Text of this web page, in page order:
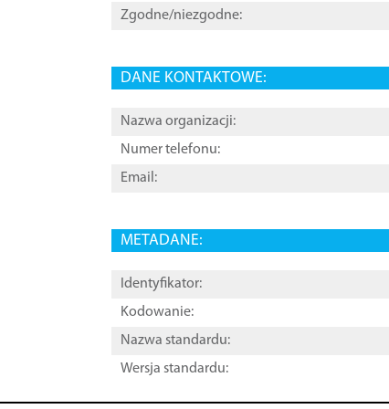
Zgodne/niezgodne:
DANE KONTAKTOWE:
Nazwa organizacji:
Numer telefonu:
Email:
METADANE:
Identyfikator:
Kodowanie:
Nazwa standardu:
Wersja standardu: